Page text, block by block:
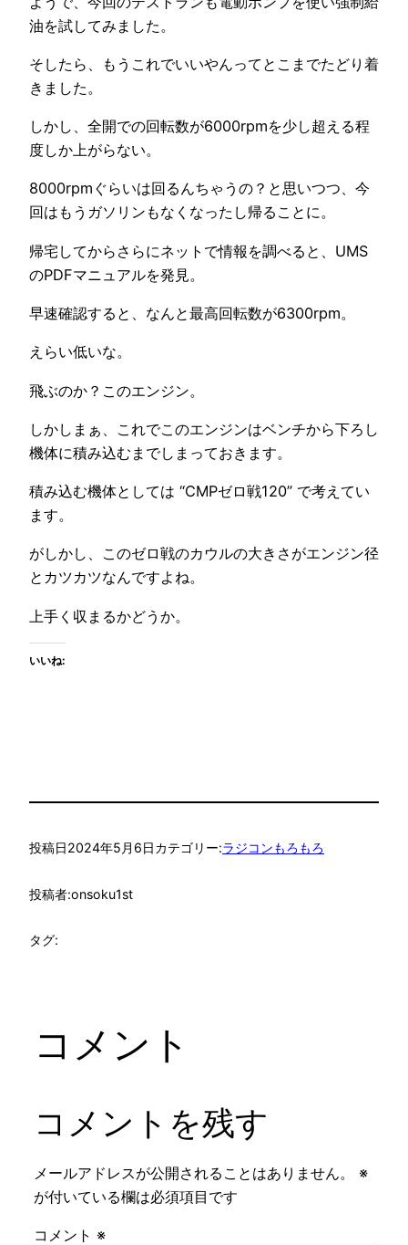
油を試してみました。
そしたら、もうこれでいいやんってとこまでたどり着
きました。
しかし、全開での回転数が6000rpmを少し超える程
度しか上がらない。
8000rpmぐらいは回るんちゃうの？と思いつつ、今
回はもうガソリンもなくなったし帰ることに。
帰宅してからさらにネットで情報を調べると、UMS
のPDFマニュアルを発見。
早速確認すると、なんと最高回転数が6300rpm。
えらい低いな。
飛ぶのか？このエンジン。
しかしまぁ、これでこのエンジンはベンチから下ろし
機体に積み込むまでしまっておきます。
積み込む機体としては “CMPゼロ戦120” で考えてい
ます。
がしかし、このゼロ戦のカウルの大きさがエンジン径
とカツカツなんですよね。
上手く収まるかどうか。
いいね:
投稿日2024年5月6日カテゴリー:ラジコンもろもろ
投稿者:onsoku1st
タグ:
コメント
コメントを残す
メールアドレスが公開されることはありません。
※
が付いている欄は必須項目です
コメント ※